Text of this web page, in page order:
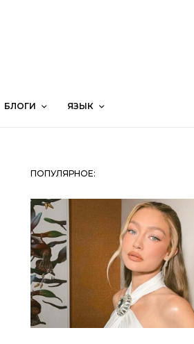
БЛОГИ ЯЗЫК
ПОПУЛЯРНОЕ: